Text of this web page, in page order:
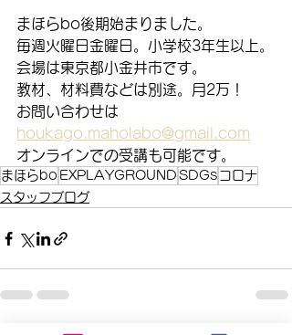
まほらbo後期始まりました。
毎週火曜日金曜日。小学校3年生以上。
会場は東京都小金井市です。
教材、材料費などは別途。月2万！
お問い合わせは
houkago.maholabo@gmail.com
オンラインでの受講も可能です。
まほらbo EXPLAYGROUND SDGs コロナ
スタッフブログ